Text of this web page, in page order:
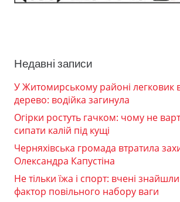
Недавні записи
У Житомирському районі легковик
дерево: водійка загинула
Огірки ростуть гачком: чому не
сипати калій під кущі
Черняхівська громада втратила
Олександра Капустіна
Не тільки їжа і спорт: вчені
фактор повільного набору ваги